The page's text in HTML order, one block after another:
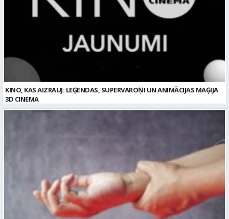
Plaukstas locītavas sastiepums: kā to novērst, atpazīt un veiksmīgi